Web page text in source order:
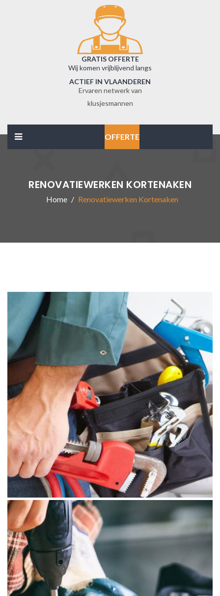
GRATIS OFFERTE
Wij komen vrijblijvend langs
ACTIEF IN VLAANDEREN
Ervaren netwerk van
klusjesmannen
OFFERTE
RENOVATIEWERKEN KORTENAKEN
Home Renovatiewerken Kortenaken